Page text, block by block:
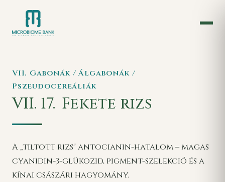
VII. Gabonák / Álgabonák /
Pszeudocereáliák
VII. 17. Fekete rizs
A „tiltott rizs" antocianin-hatalom – magas
cyanidin-3-glükozid, pigment-szelekció és a
kínai császári hagyomány.